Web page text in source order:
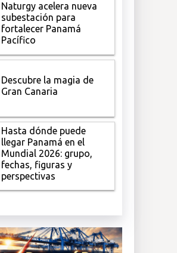
Naturgy acelera nueva
subestación para
fortalecer Panamá
Pacífico
Descubre la magia de
Gran Canaria
Hasta dónde puede
llegar Panamá en el
Mundial 2026: grupo,
fechas, figuras y
perspectivas